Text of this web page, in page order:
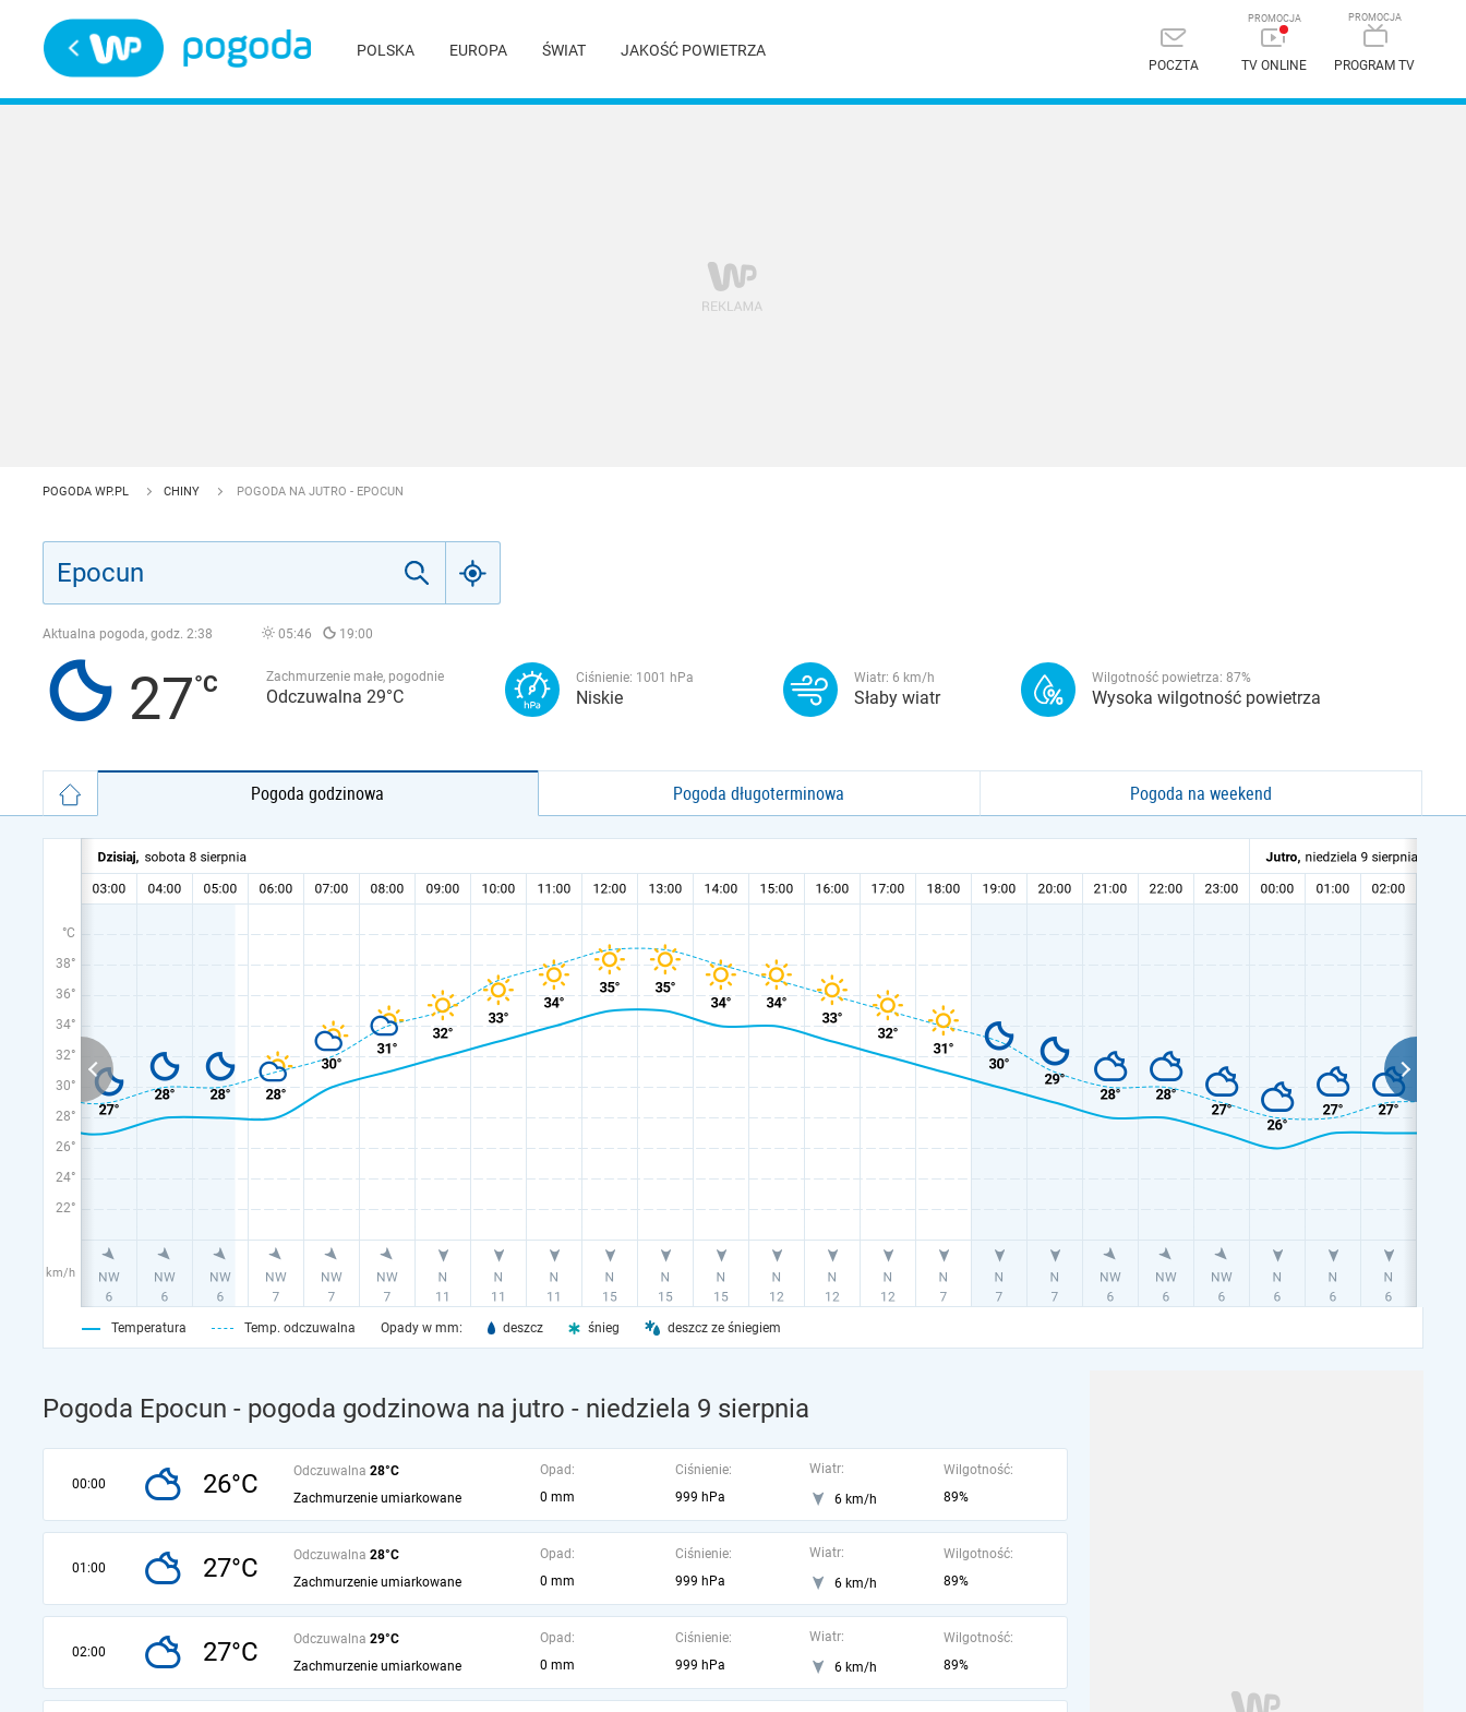
POLSKA EUROPA ŚWIAT JAKOŚĆ POWIETRZA
POCZTA TV ONLINE PROGRAM TV
POGODA WP.PL CHINY POGODA NA JUTRO - EPOCUN
Aktualna pogoda, godz. 2:38 05:46 19:00
27 Zachmurzenie małe, pogodnie
Odczuwalna 29°C
Ciśnienie: 1001 hPa
Niskie
Wiatr: 6 km/h
Słaby wiatr
Wilgotność powietrza: 87%
Wysoka wilgotność powietrza
Pogoda godzinowa Pogoda długoterminowa Pogoda na weekend
°C
38°
36°
34°
32°
30°
28°
26°
24°
22°
km/h
Temperatura Temp. odczuwalna Opady w mm: deszcz śnieg deszcz ze śniegiem
Pogoda Epocun - pogoda godzinowa na jutro - niedziela 9 sierpnia
00:00 26°C Odczuwalna 28°C
Zachmurzenie umiarkowane
Opad:
0 mm
Ciśnienie:
999 hPa
Wiatr:
6 km/h
Wilgotność:
89%
01:00 27°C Odczuwalna 28°C
Zachmurzenie umiarkowane
Opad:
0 mm
Ciśnienie:
999 hPa
Wiatr:
6 km/h
Wilgotność:
89%
02:00 27°C Odczuwalna 29°C
Zachmurzenie umiarkowane
Opad:
0 mm
Ciśnienie:
999 hPa
Wiatr:
6 km/h
Wilgotność:
89%